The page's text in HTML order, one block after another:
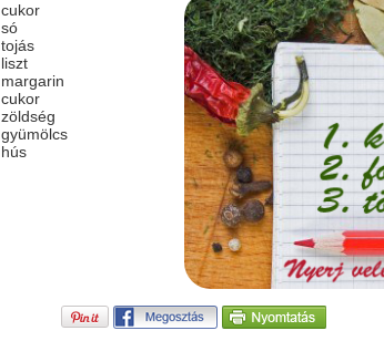
cukor
só
tojás
liszt
margarin
cukor
zöldség
gyümölcs
hús